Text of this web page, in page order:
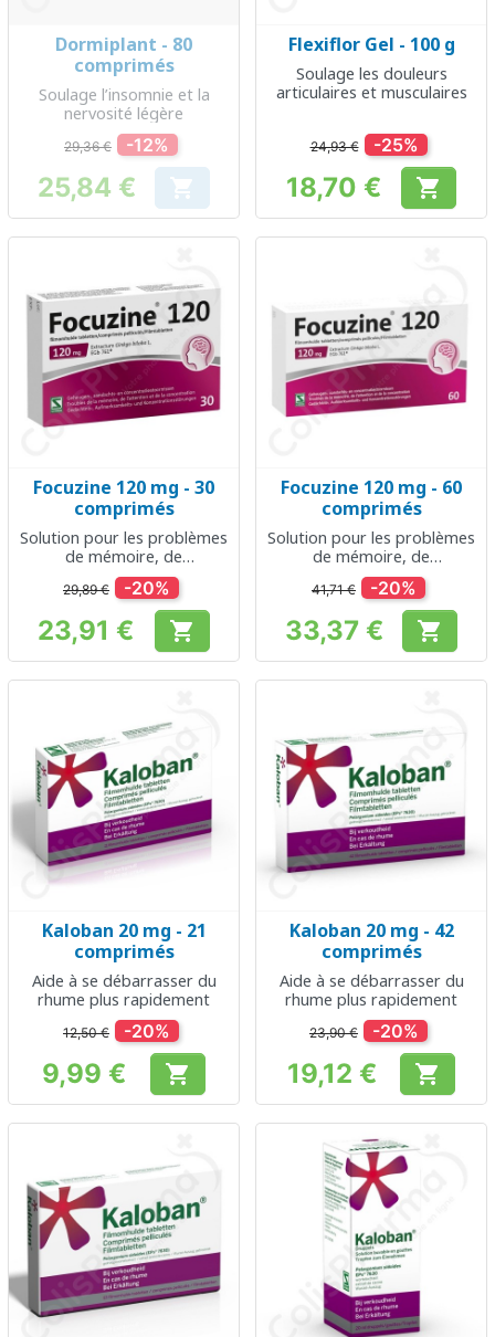
Dormiplant - 80
comprimés
Soulage l’insomnie et la
nervosité légère
29,36 € -12%
Prix
25,84 € 
Flexiflor Gel - 100 g
Soulage les douleurs
articulaires et musculaires
24,93 € -25%
Prix
18,70 € 
Focuzine 120 mg - 30
comprimés
Solution pour les problèmes
de mémoire, de
concentration et d'attention
29,89 € -20%
Prix
23,91 € 
Focuzine 120 mg - 60
comprimés
Solution pour les problèmes
de mémoire, de
concentration et d'attention
41,71 € -20%
Prix
33,37 € 
Kaloban 20 mg - 21
comprimés
Aide à se débarrasser du
rhume plus rapidement
12,50 € -20%
Prix
9,99 € 
Kaloban 20 mg - 42
comprimés
Aide à se débarrasser du
rhume plus rapidement
23,90 € -20%
Prix
19,12 € 